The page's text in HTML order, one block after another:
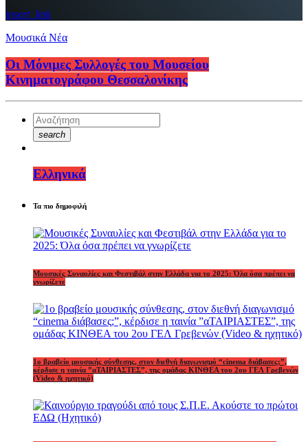
insert_link
Μουσικά Νέα
Οι Μόνιμες Συλλογές του Μουσείου
Κινηματογράφου Θεσσαλονίκης
search
Ελληνικά
Τα πιο δημοφιλή
Μουσικές Συναυλίες και Φεστιβάλ στην Ελλάδα για το 2025: Όλα όσα πρέπει να
γνωρίζετε
1o βραβείο μουσικής σύνθεσης, στον διεθνή διαγωνισμό “cinema διάβασες;”,
κέρδισε η ταινία ”αΤΑΙΡΙΑΣΤΕΣ”, της ομάδας ΚΙΝΘΕΑ του 2ου ΓΕΛ Γρεβενών
(Video & ηχητικό)